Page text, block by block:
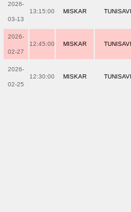
2026-
03-13
13:15:00 MISKAR
2026-
02-27
12:45:00 MISKAR
2026-
02-25
12:30:00 MISKAR